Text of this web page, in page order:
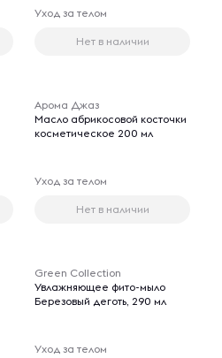
Уход за телом
Нет в наличии
Арома Джаз
Масло абрикосовой косточки
косметическое 200 мл
Уход за телом
Нет в наличии
Green Collection
Увлажняющее фито-мыло
Березовый деготь, 290 мл
Уход за телом